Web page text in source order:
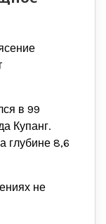
в 99
Купанг.
глубине 8,6
не